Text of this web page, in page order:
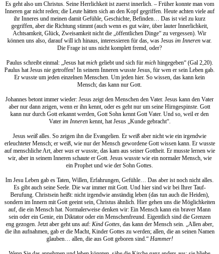
Es geht also um Christus. Seine Herrlichkeit ist zuerst innerlich. – Früher konnte man vom
Inneren gar nicht reden; die Leute hätten sich an den Kopf gegriffen. Heute achten viele auf
ihr Inneres und meinen damit Gefühle, Geschichte, Befinden… Das ist viel zu kurz
gegriffen, aber die Richtung stimmt (auch wenn es gut wäre, über lauter Innerlichkeit,
Achtsamkeit, Glück, Zweisamkeit nicht die „öffentlichen Dinge“ zu vergessen). Wir
können uns also, darauf will ich hinaus, interessieren für das, was Jesus im Inneren war.
Die Frage ist uns nicht komplett fremd, oder?
Paulus schreibt einmal: „Jesus hatmichgeliebt und sich für michhingegeben“ (Gal 2,20).
Paulus hat Jesus nie getroffen! In seinem Inneren wusste Jesus, für wen er sein Leben gab.
Er wusste um jeden einzelnen Menschen. Um jeden hier. So wissen, das kann kein
Mensch; das kann nur Gott.
Johannes betont immer wieder: Jesus zeigt den Menschen den Vater. Jesus kann den Vater
aber nur dann zeigen, wenn er ihn kennt, oder es geht nur um seine Hirngespinste. Gott
kann nur durch Gott erkannt werden, Gott Sohn kennt Gott Vater. Und so, weil er den
Vater im Innerenkennt, hat Jesus „Kunde gebracht“.
Jesus weiß alles. So zeigen ihn die Evangelien. Er weiß aber nicht wie ein irgendwie
erleuchteter Mensch; er weiß, wie nur der Mensch gewordene Gott wissen kann. Er wusste
auf menschliche Art, aber waser wusste, das kam aus seiner Gottheit. Er musste lernen wie
wir, aber in seinem Inneren schaute er Gott. Jesus wusste wie ein normaler Mensch, wie
ein Prophet und wie der Sohn Gottes.
Im Jesu Leben gab es Taten, Willen, Erfahrungen, Gefühle… Das aber ist noch nicht alles.
Es gibt auch seine Seele. Die war immer mit Gott. Und hier sind wir bei Ihrer Tauf-
Berufung. Christsein heißt: nicht irgendwie anständig leben (das tun auch die Heiden),
sondern im Innern mit Gott geeint sein, Christus ähnlich. Hier gehen uns die Möglichkeiten
auf, die ein Mensch hat. Normalerweise denken wir: Ein Mensch kann ein braver Mann
sein oder ein Genie, ein Diktator oder ein Menschenfreund. Eigentlich sind die Grenzen
eng gezogen. Jetzt aber geht uns auf: Kind Gottes, das kann der Mensch sein. „Allen aber,
die ihn aufnahmen, gab er die Macht, Kinder Gottes zu werden; allen, die an seinen Namen
glauben… allen, die aus Gott geboren sind.“ Hammer!